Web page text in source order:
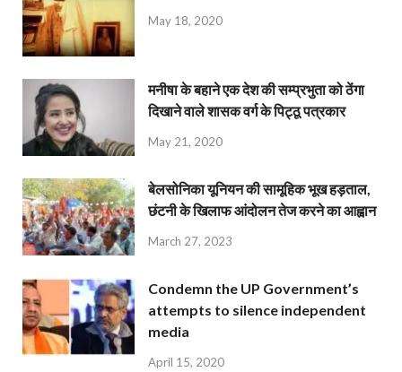
May 18, 2020
मनीषा के बहाने एक देश की सम्प्रभुता को ठेंगा
दिखाने वाले शासक वर्ग के पिट्ठू पत्रकार
May 21, 2020
बेलसोनिका यूनियन की सामूहिक भूख हड़ताल,
छंटनी के खिलाफ आंदोलन तेज करने का आह्वान
March 27, 2023
Condemn the UP Government’s
attempts to silence independent
media
April 15, 2020